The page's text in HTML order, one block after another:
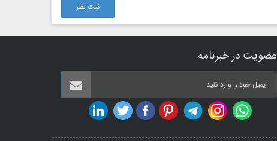
ثبت نظر
عضویت در خبرنامه